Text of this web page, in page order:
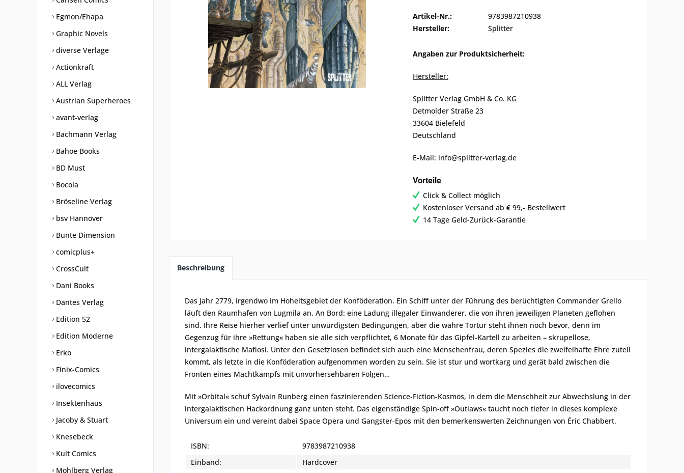
Egmon/Ehapa
Graphic Novels
diverse Verlage
Actionkraft
ALL Verlag
Austrian Superheroes
avant-verlag
Bachmann Verlag
Bahoe Books
BD Must
Bocola
Bröseline Verlag
bsv Hannover
Bunte Dimension
comicplus+
CrossCult
Dani Books
Dantes Verlag
Edition 52
Edition Moderne
Erko
Finix-Comics
ilovecomics
Insektenhaus
Jacoby & Stuart
Knesebeck
Kult Comics
Mohlberg Verlag
Artikel-Nr.:
9783987210938
Hersteller:
Splitter
Angaben zur Produktsicherheit:
Hersteller:
Splitter Verlag GmbH & Co. KG
Detmolder Straße 23
33604 Bielefeld
Deutschland
E-Mail: info@splitter-verlag.de
Vorteile
Click & Collect möglich
Kostenloser Versand ab € 99,- Bestellwert
14 Tage Geld-Zurück-Garantie
Beschreibung
Das Jahr 2779, irgendwo im Hoheitsgebiet der Konföderation. Ein Schiff unter der Führung des berüchtigten Commander Grello
läuft den Raumhafen von Lugmila an. An Bord: eine Ladung illegaler Einwanderer, die von ihren jeweiligen Planeten geflohen
sind. Ihre Reise hierher verlief unter unwürdigsten Bedingungen, aber die wahre Tortur steht ihnen noch bevor, denn im
Gegenzug für ihre »Rettung« haben sie alle sich verpflichtet, 6 Monate für das Gipfel-Kartell zu arbeiten – skrupellose,
intergalaktische Mafiosi. Unter den Gesetzlosen befindet sich auch eine Menschenfrau, deren Spezies die zweifelhafte Ehre zuteil
kommt, als letzte in die Konföderation aufgenommen worden zu sein. Sie ist stur und wortkarg und gerät bald zwischen die
Fronten eines Machtkampfs mit unvorhersehbaren Folgen…
Mit »Orbital« schuf Sylvain Runberg einen faszinierenden Science-Fiction-Kosmos, in dem die Menschheit zur Abwechslung in der
intergalaktischen Hackordnung ganz unten steht. Das eigenständige Spin-off »Outlaws« taucht noch tiefer in dieses komplexe
Universum ein und vereint dabei Space Opera und Gangster-Epos mit den bemerkenswerten Zeichnungen von Éric Chabbert.
ISBN:
9783987210938
Einband:
Hardcover